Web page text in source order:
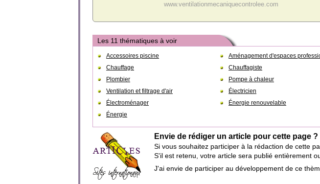
www.ventilationmecaniquecontrolee.com
Les 11 thématiques à voir
Accessoires piscine
Aménagement d'espaces
Chauffage
Chauffagiste
Plombier
Pompe à chaleur
Ventilation et filtrage d'air
Électricien
Électroménager
Énergie renouvelable
Énergie
Envie de rédiger un article pour cette page ?
Si vous souhaitez participer à la rédaction de cette
S'il est retenu, votre article sera publié entièrement
J'ai envie de participer au développement de ce